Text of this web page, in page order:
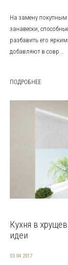
На замену
занавески,
разбавить его
добавляют в совр...
ПОДРОБНЕЕ
Кухня в
идеи
03.04.2017